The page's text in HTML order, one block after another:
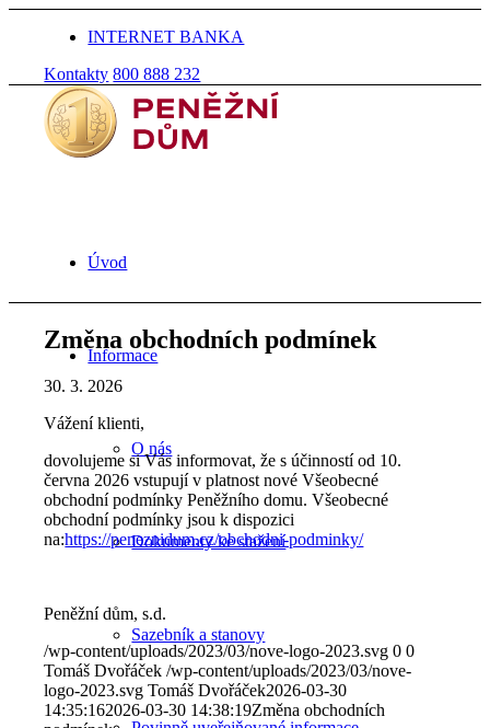
INTERNET BANKA
Kontakty 800 888 232
Úvod
Informace
O nás
Dokumenty ke stažení
Sazebník a stanovy
Změna obchodních podmínek
30. 3. 2026
Vážení klienti,
dovolujeme si Vás informovat, že s účinností od 10.
června 2026 vstupují v platnost nové Všeobecné
obchodní podmínky Peněžního domu. Všeobecné
obchodní podmínky jsou k dispozici
na:https://peneznidum.cz/obchodni-podminky/
Peněžní dům, s.d.
/wp-content/uploads/2023/03/nove-logo-2023.svg 0 0
Tomáš Dvořáček /wp-content/uploads/2023/03/nove-
logo-2023.svg Tomáš Dvořáček2026-03-30
14:35:162026-03-30 14:38:19Změna obchodních